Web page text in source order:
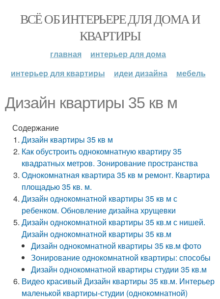
ВСЁ ОБ ИНТЕРЬЕРЕ ДЛЯ ДОМА И
КВАРТИРЫ
главная
интерьер для дома
интерьер для квартиры
идеи дизайна мебель
Дизайн квартиры 35 кв м
Содержание
Дизайн квартиры 35 кв м
Как обустроить однокомнатную квартиру 35
квадратных метров. Зонирование пространства
Однокомнатная квартира 35 кв м ремонт. Квартира
площадью 35 кв. м.
Дизайн однокомнатной квартиры 35 кв м с
ребенком. Обновление дизайна хрущевки
Дизайн однокомнатной квартиры 35 кв.м с нишей.
Дизайн однокомнатной квартиры 35 кв.м
Дизайн однокомнатной квартиры 35 кв.м фото
Зонирование однокомнатной квартиры: способы
Дизайн однокомнатной квартиры студии 35 кв.м
Видео красивый Дизайн квартиры 35 кв.м. Интерьер
маленькой квартиры-студии (однокомнатной)